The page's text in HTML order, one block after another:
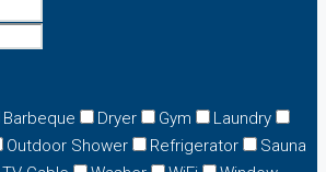
Barbeque Dryer Gym
Laundry
Outdoor Shower Refrigerator
Sauna